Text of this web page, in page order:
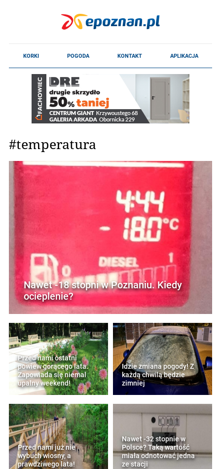
#temperatura
Nawet -18 stopni w Poznaniu. Kiedy
ocieplenie?
Przed nami ostatni
powiew gorącego lata.
Zapowiada się niemal
upalny weekend!
Idzie zmiana pogody! Z
każdą chwilą będzie
zimniej
Przed nami już nie
wybuch wiosny, a
prawdziwego lata!
Nawet -32 stopnie w
Polsce? Taką wartość
miała odnotować jedna
ze stacji